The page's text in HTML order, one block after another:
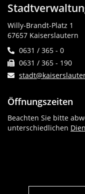
Willy-Brandt-Platz 1
67657 Kaiserslautern
0631 / 365 - 0
0631 / 365 - 190
Öffnungszeiten
Beachten Sie bitte
unterschiedlichen